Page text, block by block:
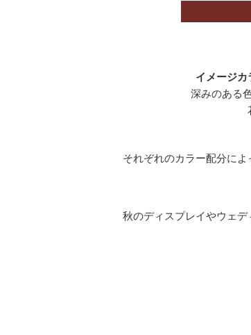
イメージカ
深みのある
それぞれのカラー配分に
秋のディスプレイやウェ